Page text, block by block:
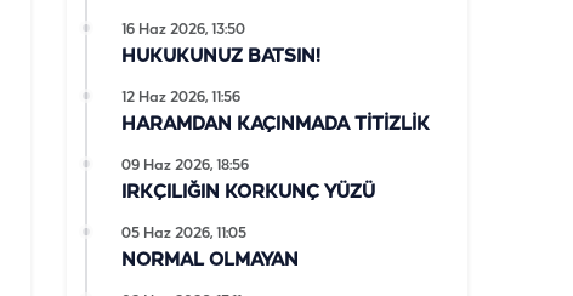
HUKUKUNUZ BATSIN!
16 Haz 2026, 13:50
HARAMDAN KAÇINMADA TİTİZLİK
12 Haz 2026, 11:56
IRKÇILIĞIN KORKUNÇ YÜZÜ
09 Haz 2026, 18:56
NORMAL OLMAYAN
05 Haz 2026, 11:05